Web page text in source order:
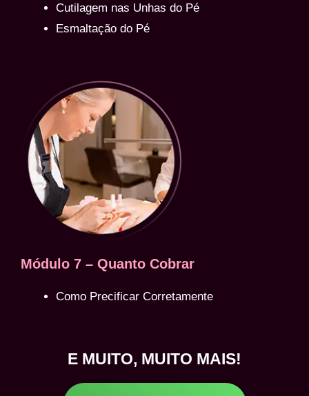
Cutilagem nas Unhas do Pé
Esmaltação do Pé
Módulo 7 – Quanto Cobrar
Como Precificar Corretamente
E MUITO, MUITO MAIS!